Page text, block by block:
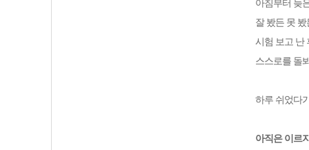
아침부터 늦
잘 봤든 못 봤
시험 보고 난
스스로를 돌
하루 쉬었다
아직은 이르